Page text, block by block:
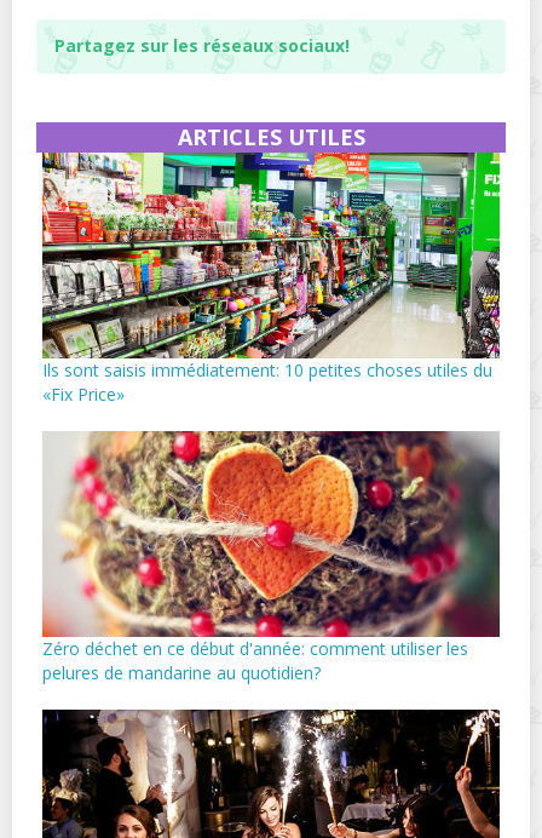
Partagez sur les réseaux sociaux!
ARTICLES UTILES
Ils sont saisis immédiatement: 10 petites choses utiles du
«Fix Price»
Zéro déchet en ce début d'année: comment utiliser les
pelures de mandarine au quotidien?